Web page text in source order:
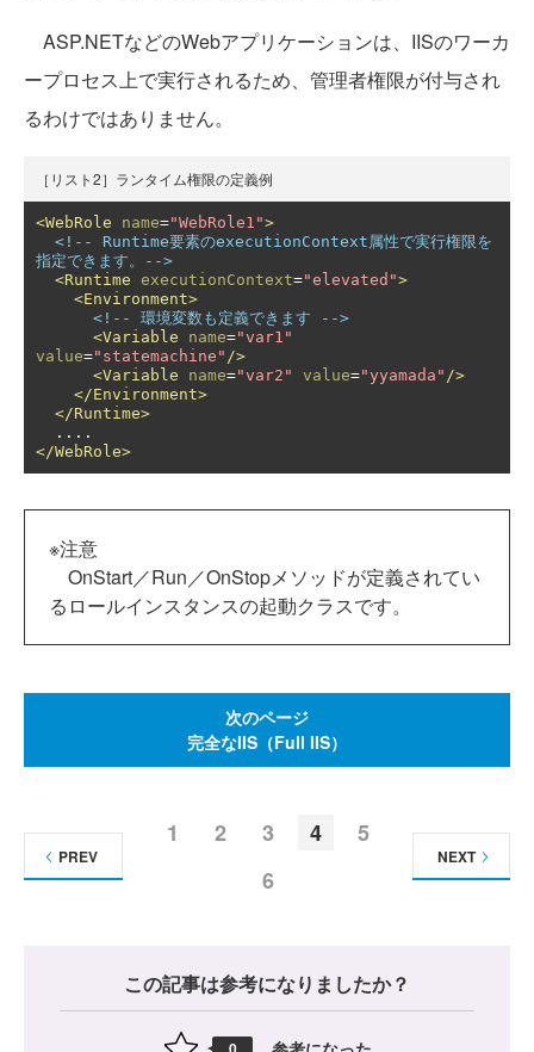
ASP.NETなどのWebアプリケーションは、IISのワーカ
ープロセス上で実行されるため、管理者権限が付与され
るわけではありません。
［リスト2］ランタイム権限の定義例
<WebRole name="WebRole1">
<!-- Runtime要素のexecutionContext属性で実行権限を
指定できます。-->
<Runtime executionContext="elevated">
<Environment>
<!-- 環境変数も定義できます -->
<Variable
name="var1"
value="statemachine" />
<Variable
name="var2" value="yyamada" />
</Environment>
</Runtime>
</WebRole>
※注意
OnStart／Run／OnStopメソッドが定義されてい
るロールインスタンスの起動クラスです。
次のページ
完全なIIS（Full IIS）
1 2 3 4
5
6
PREV NEXT
この記事は参考になりましたか？